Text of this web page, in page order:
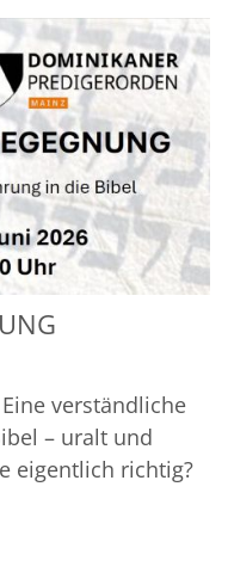
Eine verständliche
– uralt und
eigentlich richtig?